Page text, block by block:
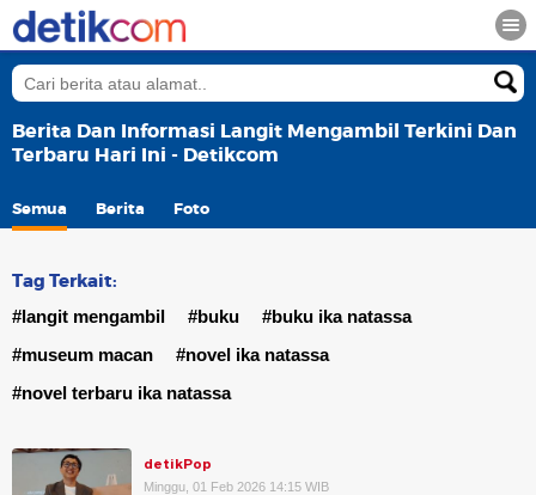
Berita Dan Informasi Langit Mengambil Terkini Dan
Terbaru Hari Ini - Detikcom
Semua Berita Foto
Tag Terkait:
#langit mengambil #buku
#buku ika natassa
#museum macan
#novel ika natassa
#novel terbaru ika natassa
detikPop
Minggu, 01 Feb 2026 14:15 WIB